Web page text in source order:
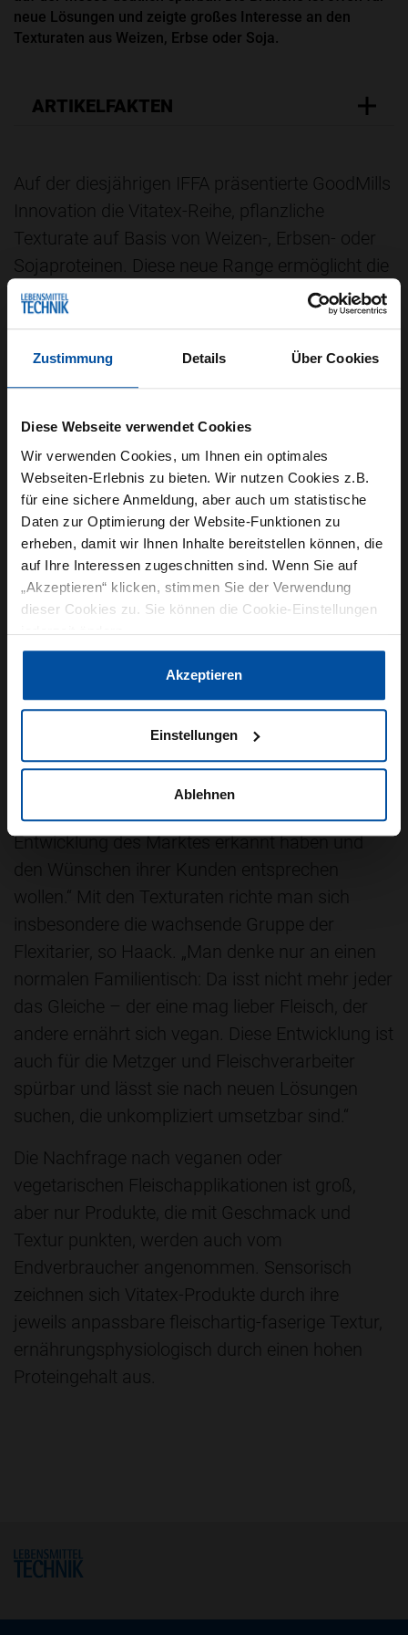
Zustimmung Details Über Cookies
Diese Webseite verwendet Cookies
Wir verwenden Cookies, um Ihnen ein optimales
Webseiten-Erlebnis zu bieten. Wir nutzen Cookies z.B.
für eine sichere Anmeldung, aber auch um statistische
Daten zur Optimierung der Website-Funktionen zu
erheben, damit wir Ihnen Inhalte bereitstellen können, die
auf Ihre Interessen zugeschnitten sind. Wenn Sie auf
„Akzeptieren“ klicken, stimmen Sie der Verwendung
dieser Cookies zu. Sie können die Cookie-Einstellungen
jederzeit ändern.
Datenschutzerklärung|Impressum
Akzeptieren
Einstellungen
Ablehnen
neue Lösungen und zeigte großes Interesse an den
Texturaten aus Weizen, Erbse oder Soja.
ARTIKELFAKTEN
Auf der diesjährigen IFFA präsentierte GoodMills
Innovation die Vitatex-Reihe, pflanzliche
Texturate auf Basis von Weizen-, Erbsen- oder
Sojaproteinen. Diese neue Range ermöglicht die
authentische Nachbildung verschiedener
Fleisch-Konzepte und kann auf bestehenden
Anlagen ohne große Investitionen oder
Am GoodMills Innovation-Stand, der im Stile
war das Interesse der Branche deutlich spürbar.
Handwerk wie Industrie überzeugten sich
anhand von Applikationsmustern wie Burger,
Chicken Nuggets oder Schnitzeln vom
authentischen Biss und der fleischähnlichen
Textur der Alternativen.
Katharina Ursula Haack, Produktmanagerin
Vitatex, dazu: „Wir waren dieses Jahr das erste
Mal als Aussteller auf der IFFA und sind
angenehm überrascht, wie offen man für
pflanzliche Fleischalternativen war. Wir haben
viele interessante Gespräche mit Menschen aus
dem Fleischerei-Umfeld geführt, die die
Entwicklung des Marktes erkannt haben und
den Wünschen ihrer Kunden entsprechen
wollen.“ Mit den Texturaten richte man sich
insbesondere die wachsende Gruppe der
Flexitarier, so Haack. „Man denke nur an einen
normalen Familientisch: Da isst nicht mehr jeder
das Gleiche – der eine mag lieber Fleisch, der
andere ernährt sich vegan. Diese Entwicklung ist
auch für die Metzger und Fleischverarbeiter
spürbar und lässt sie nach neuen Lösungen
suchen, die unkompliziert umsetzbar sind.“
Die Nachfrage nach veganen oder
vegetarischen Fleischapplikationen ist groß,
aber nur Produkte, die mit Geschmack und
Textur punkten, werden auch vom
Endverbraucher angenommen. Sensorisch
zeichnen sich Vitatex-Produkte durch ihre
jeweils anpassbare fleischartig-faserige Textur,
ernährungsphysiologisch durch einen hohen
Proteingehalt aus.
Home